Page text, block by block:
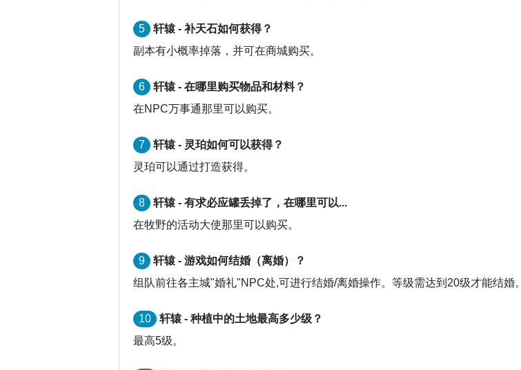
5
轩辕 - 补天石如何获得？
副本有小概率掉落，并可在商城购买。
6
轩辕 - 在哪里购买物品和材料？
在NPC万事通那里可以购买。
7
轩辕 - 灵珀如何可以获得？
灵珀可以通过打造获得。
8
轩辕 - 有求必应罐丢掉了，在哪里可以...
在牧野的活动大使那里可以购买。
9
轩辕 - 游戏如何结婚（离婚）？
组队前往各主城"婚礼"NPC处,可进行结婚/离婚操作。等级需达到20级才能结婚。
10
轩辕 - 种植中的土地最高多少级？
最高5级。